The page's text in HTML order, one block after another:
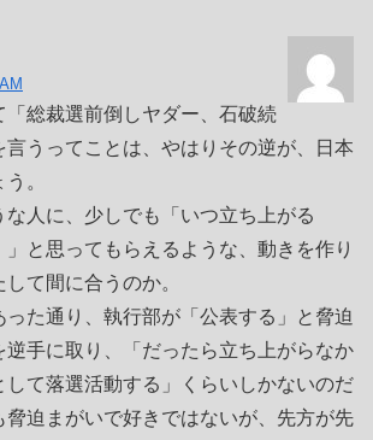
「総裁選前倒しヤダー、石破続
言うってことは、やはりその逆が、日本
。
な人に、少しでも「いつ立ち上がる
と思ってもらえるような、動きを作り
て間に合うのか。
った通り、執行部が「公表する」と脅迫
逆手に取り、「だったら立ち上がらなか
して落選活動する」くらいしかないのだ
脅迫まがいで好きではないが、先方が先